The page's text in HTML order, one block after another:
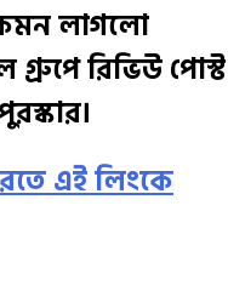
লাগলো
রিভিউ পোস্ট
এই লিংকে